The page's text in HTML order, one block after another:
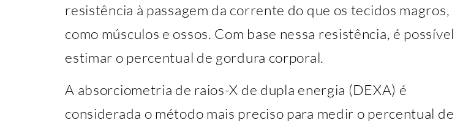
resistência à passagem da corrente do que os tecidos magros,
como músculos e ossos. Com base nessa resistência, é possível
estimar o percentual de gordura corporal.
A absorciometria de raios-X de dupla energia (DEXA) é
considerada o método mais preciso para medir o percentual de